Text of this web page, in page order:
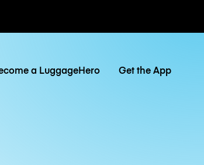
a LuggageHero Get the App